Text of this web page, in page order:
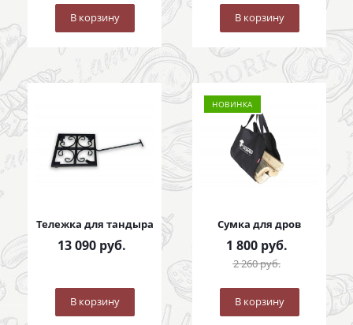
В корзину В корзину
Тележка для тандыра
13 090 руб.
В корзину
НОВИНКА
Сумка для дров
1 800руб.
2 260руб.
В корзину